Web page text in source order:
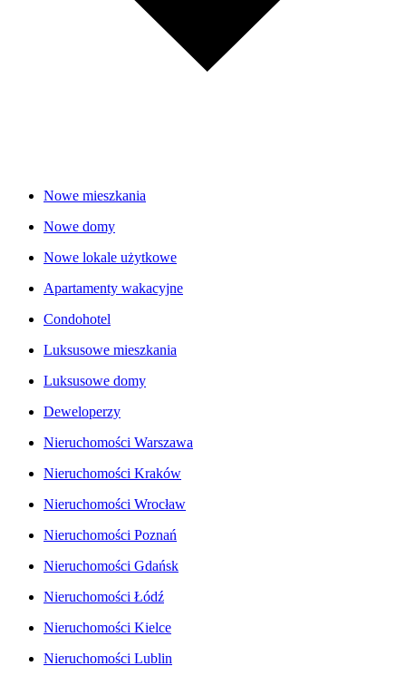
Nowe mieszkania
Nowe domy
Nowe lokale użytkowe
Apartamenty wakacyjne
Condohotel
Luksusowe mieszkania
Luksusowe domy
Deweloperzy
Nieruchomości Warszawa
Nieruchomości Kraków
Nieruchomości Wrocław
Nieruchomości Poznań
Nieruchomości Gdańsk
Nieruchomości Łódź
Nieruchomości Kielce
Nieruchomości Lublin